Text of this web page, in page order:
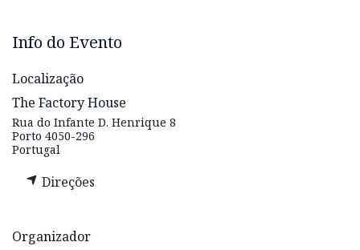
Info do Evento
Localização
The Factory House
Rua do Infante D. Henrique 8
Porto 4050-296
Portugal
Direções
Organizador